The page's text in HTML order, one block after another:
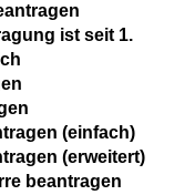
ist seit 1.
(einfach)
(erweitert)
beantragen